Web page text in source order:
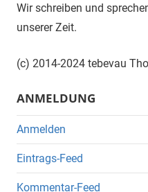
Wir schreiben und
unserer Zeit.
(c) 2014-2024 tebevau
ANMELDUNG
Anmelden
Eintrags-Feed
Kommentar-Feed